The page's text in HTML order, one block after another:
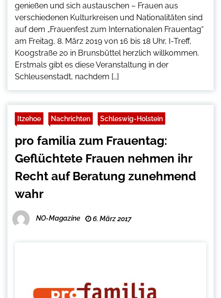
genießen und sich austauschen – Frauen aus
verschiedenen Kulturkreisen und Nationalitäten sind
auf dem „Frauenfest zum Internationalen Frauentag“
am Freitag, 8. März 2019 von 16 bis 18 Uhr, I-Treff,
Koogstraße 20 in Brunsbüttel herzlich willkommen.
Erstmals gibt es diese Veranstaltung in der
Schleusenstadt, nachdem […]
Itzehoe Nachrichten Schleswig-Holstein
pro familia zum Frauentag:
Geflüchtete Frauen nehmen ihr
Recht auf Beratung zunehmend
wahr
NO-Magazine 6. März 2017